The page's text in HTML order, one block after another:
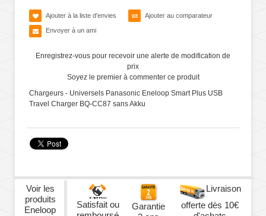
Ajouter à la liste d'envies Ajouter au comparateur
Envoyer à un ami
Enregistrez-vous pour recevoir une alerte de modification de
prix
Soyez le premier à commenter ce produit
Chargeurs - Universels Panasonic Eneloop Smart Plus USB
Travel Charger BQ-CC87 sans Akku
Voir les
produits
Eneloop
Satisfait ou
Garantie
Livraison
offerte dès 10€